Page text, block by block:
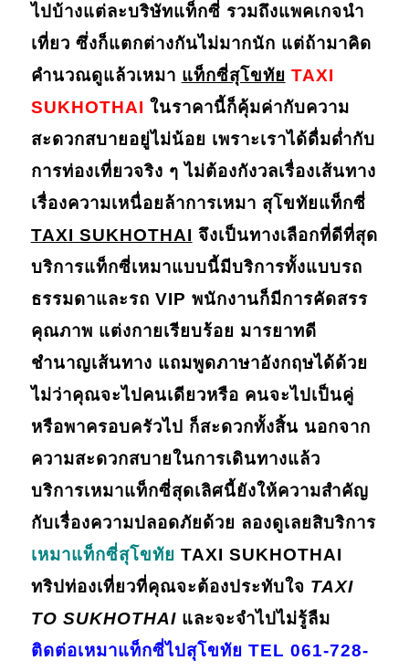
ไปบ้างแต่ละบริษัทแท็กซี่ รวมถึงแพคเกจนำ
เที่ยว ซึ่งก็แตกต่างกันไม่มากนัก แต่ถ้ามาคิด
คำนวณดูแล้วเหมา แท็กซี่สุโขทัย TAXI
SUKHOTHAI ในราคานี้ก็คุ้มค่ากับความ
สะดวกสบายอยู่ไม่น้อย เพราะเราได้ดื่มด่ำกับ
การท่องเที่ยวจริง ๆ ไม่ต้องกังวลเรื่องเส้นทาง
เรื่องความเหนื่อยล้าการเหมา สุโขทัยแท็กซี่
TAXI SUKHOTHAI จึงเป็นทางเลือกที่ดีที่สุด
บริการแท็กซี่เหมาแบบนี้มีบริการทั้งแบบรถ
ธรรมดาและรถ VIP พนักงานก็มีการคัดสรร
คุณภาพ แต่งกายเรียบร้อย มารยาทดี
ชำนาญเส้นทาง แถมพูดภาษาอังกฤษได้ด้วย
ไม่ว่าคุณจะไปคนเดียวหรือ คนจะไปเป็นคู่
หรือพาครอบครัวไป ก็สะดวกทั้งสิ้น นอกจาก
ความสะดวกสบายในการเดินทางแล้ว
บริการเหมาแท็กซี่สุดเลิศนี้ยังให้ความสำคัญ
กับเรื่องความปลอดภัยด้วย ลองดูเลยสิบริการ
เหมาแท็กซี่สุโขทัย TAXI SUKHOTHAI
ทริปท่องเที่ยวที่คุณจะต้องประทับใจ TAXI
TO SUKHOTHAIและจะจำไปไม่รู้ลืม
ติดต่อเหมาแท็กซี่ไปสุโขทัย TEL 061-728-